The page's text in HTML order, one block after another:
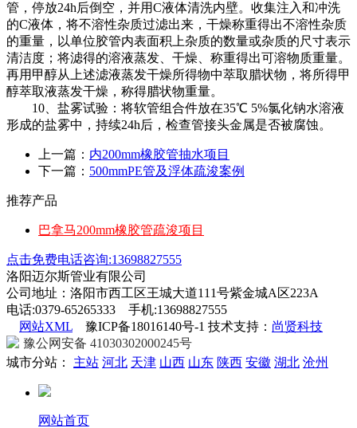
管，停放24h后倒空，并用C液体清洗内壁。收集注入和冲洗
的C液体，将不溶性杂质过滤出来，干燥称重得出不溶性杂质
的重量，以单位胶管内表面积上杂质的数量或杂质的尺寸表示
清洁度；将滤得的溶液蒸发、干燥、称重得出可溶物质重量。
再用甲醇从上述滤液蒸发干燥所得物中萃取腊状物，将所得甲
醇萃取液蒸发干燥，称得腊状物重量。
10、盐雾试验：将软管组合件放在35℃ 5%氯化钠水溶液
形成的盐雾中，持续24h后，检查管接头金属是否被腐蚀。
上一篇： 内200mm橡胶管抽水项目
下一篇： 500mmPE管及浮体疏浚案例
推荐产品
巴拿马200mm橡胶管疏浚项目
点击免费电话咨询:13698827555
洛阳迈尔斯管业有限公司
公司地址：洛阳市西工区王城大道111号紫金城A区223A
电话:0379-65265333 手机:13698827555
网站XML 豫ICP备18016140号-1 技术支持： 尚贤科技
豫公网安备 41030302000245号
城市分站：
主站 河北 天津 山西 山东 陕西 安徽 湖北 沧州
网站首页